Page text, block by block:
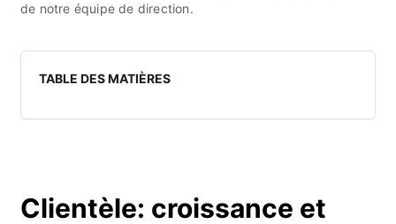
de notre équipe de direction.
TABLE DES MATIÈRES
Clientèle: croissance et